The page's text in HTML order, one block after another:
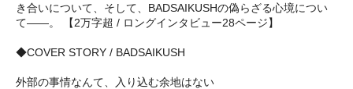
き合いについて、そして、BADSAIKUSHの偽らざる心境につい
て――。 【2万字超 / ロングインタビュー28ページ】
◆COVER STORY / BADSAIKUSH
外部の事情なんて、入り込む余地はない